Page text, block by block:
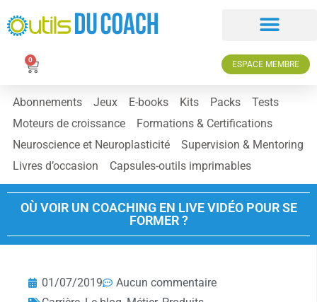
0 ESPACE MEMBRE
Abonnements Jeux E-books Kits Packs
Tests
Moteurs de croissance
Formations & Certifications
Neuroscience et Neuroplasticité
Supervision & Mentoring
Livres d’occasion
Capsules-outils imprimables
OÙ VOIR UN COACHING EN LIVE VIDÉO POUR SE
FORMER ?
01/07/2019
Aucun commentaire